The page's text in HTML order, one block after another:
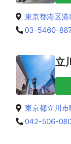
東京都港区
03-5460-
立
東京都立川
042-506-